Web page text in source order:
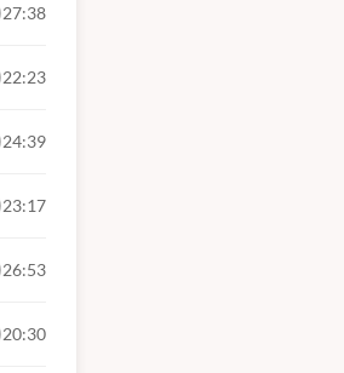
27:38
22:23
24:39
23:17
26:53
20:30